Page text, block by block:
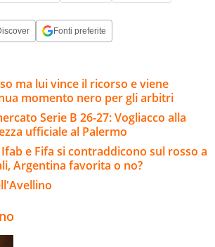
Fonti preferite
ma lui vince il ricorso e viene
momento nero per gli arbitri
Serie B 26-27: Vogliacco alla
ufficiale al Palermo
e Fifa si contraddicono sul rosso a
Argentina favorita o no?